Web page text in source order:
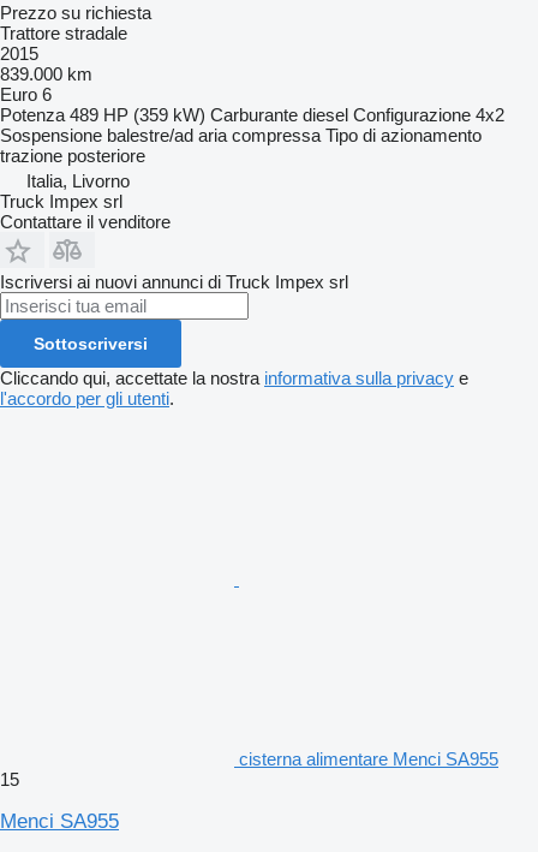
Prezzo su richiesta
Trattore stradale
2015
839.000 km
Euro 6
Potenza 489 HP (359 kW) Carburante diesel Configurazione 4x2
Sospensione balestre/ad aria compressa Tipo di azionamento
trazione posteriore
Italia, Livorno
Truck Impex srl
Contattare il venditore
Iscriversi ai nuovi annunci di Truck Impex srl
Sottoscriversi
Cliccando qui, accettate la nostra informativa sulla privacy e
l'accordo per gli utenti.
cisterna alimentare Menci SA955
15
Menci SA955